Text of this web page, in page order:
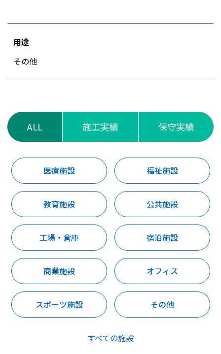
用途
その他
ALL 施工実績 保守実績
医療施設 福祉施設
教育施設 公共施設
工場・倉庫 宿泊施設
商業施設 オフィス
スポーツ施設 その他
すべての施設